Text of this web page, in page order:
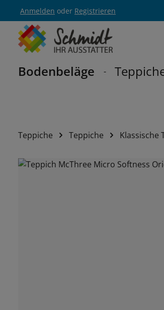
Hauptnavigation springen
Anmelden oder Registrieren
Bodenbeläge
Teppiche Teppiche Klassische
Bildergalerie überspringen